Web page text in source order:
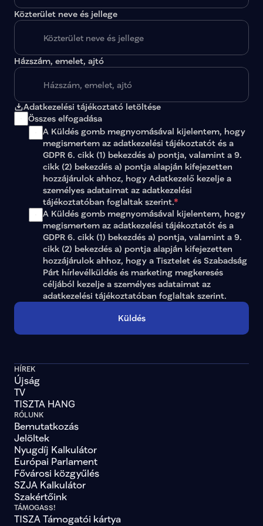
Közterület neve és jellege
Házszám, emelet, ajtó
Adatkezelési tájékoztató letöltése
Összes elfogadása
A Küldés gomb megnyomásával kijelentem, hogy
megismertem az adatkezelési tájékoztatót és a
GDPR 6. cikk (1) bekezdés a) pontja, valamint a 9.
cikk (2) bekezdés a) pontja alapján kifejezetten
hozzájárulok ahhoz, hogy Adatkezelő kezelje a
személyes adataimat az adatkezelési
tájékoztatóban foglaltak szerint.*
A Küldés gomb megnyomásával kijelentem, hogy
megismertem az adatkezelési tájékoztatót és a
GDPR 6. cikk (1) bekezdés a) pontja, valamint a 9.
cikk (2) bekezdés a) pontja alapján kifejezetten
hozzájárulok ahhoz, hogy a Tisztelet és Szabadság
Párt hírlevélküldés és marketing megkeresés
adatkezelési tájékoztatóban foglaltak szerint.
Küldés
HÍREK
Újság
TV
TISZTA HANG
RÓLUNK
Bemutatkozás
Jelöltek
Nyugdíj Kalkulátor
Európai Parlament
Fővárosi közgyűlés
SZJA Kalkulátor
Szakértőink
TÁMOGASS!
TISZA Támogatói kártya